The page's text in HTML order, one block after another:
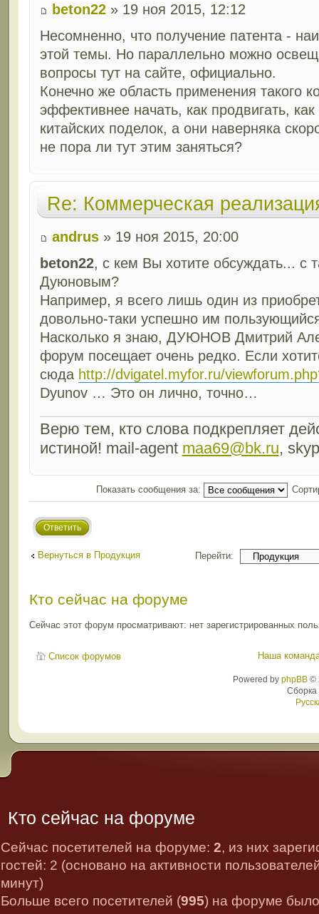
beton22» 19 ноя 2015, 12:12
Несомненно, что получение патента -
этой темы. Но параллельно можно
вопросы тут на сайте, официально.
Конечно же область применения такого
эффективнее начать, как продвигать,
китайских поделок, а они наверняка
не пора ли тут этим заняться?
Re: Коммерческая
andrus» 19 ноя 2015, 20:00
beton22, с кем Вы хотите обсуждать... с
Дуюновым?
Например, я всего лишь один из
довольно-таки успешно им
Насколько я знаю, ДУЮНОВ Дмитрий
форум посещает очень редко. Если
сюда http://dvigatel.myfor.ru/
Dyunov … Это он лично, точно…
Верю тем, кто слова подкрепляет
истиной! mail-agent maa69@bk.ru,
Показать сообщения за:
Ответить
Вернуться в Продукция Перейти:
Кто сейчас на форуме
Сейчас этот форум просматривают: нет зарегистрированных
Список форумов Наша
Powered by phpBB©
Кто сейчас на форуме
Сейчас посетителей на форуме: 2, из них
гостей: 2 (основано на активности
минут)
Больше всего посетителей (995) на форуме